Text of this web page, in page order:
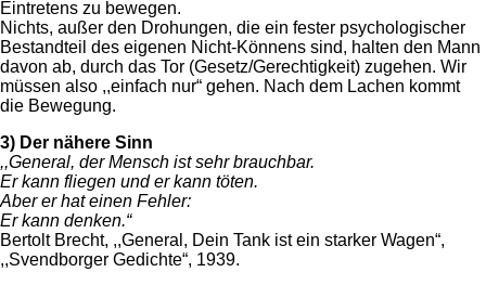
Eintretens zu bewegen.
Nichts, außer den Drohungen, die ein fester psychologischer
Bestandteil des eigenen Nicht-Könnens sind, halten den Mann
davon ab, durch das Tor (Gesetz/Gerechtigkeit) zugehen. Wir
müssen also ,,einfach nur“ gehen. Nach dem Lachen kommt
die Bewegung.
3) Der nähere Sinn
,,General, der Mensch ist sehr brauchbar.
Er kann fliegen und er kann töten.
Aber er hat einen Fehler:
Er kann denken.“
Bertolt Brecht, ,,General, Dein Tank ist ein starker Wagen“,
,,Svendborger Gedichte“, 1939.